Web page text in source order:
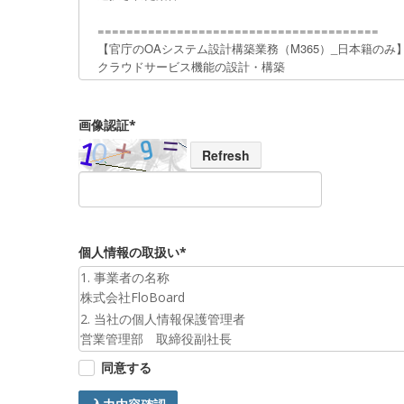
画像認証*
Refresh
個人情報の取扱い*
1. 事業者の名称
株式会社FloBoard
2. 当社の個人情報保護管理者
営業管理部 取締役副社長
3. 個人情報の利用目的
お預かりした個人情報は、お問合せへの対応のために利
同意する